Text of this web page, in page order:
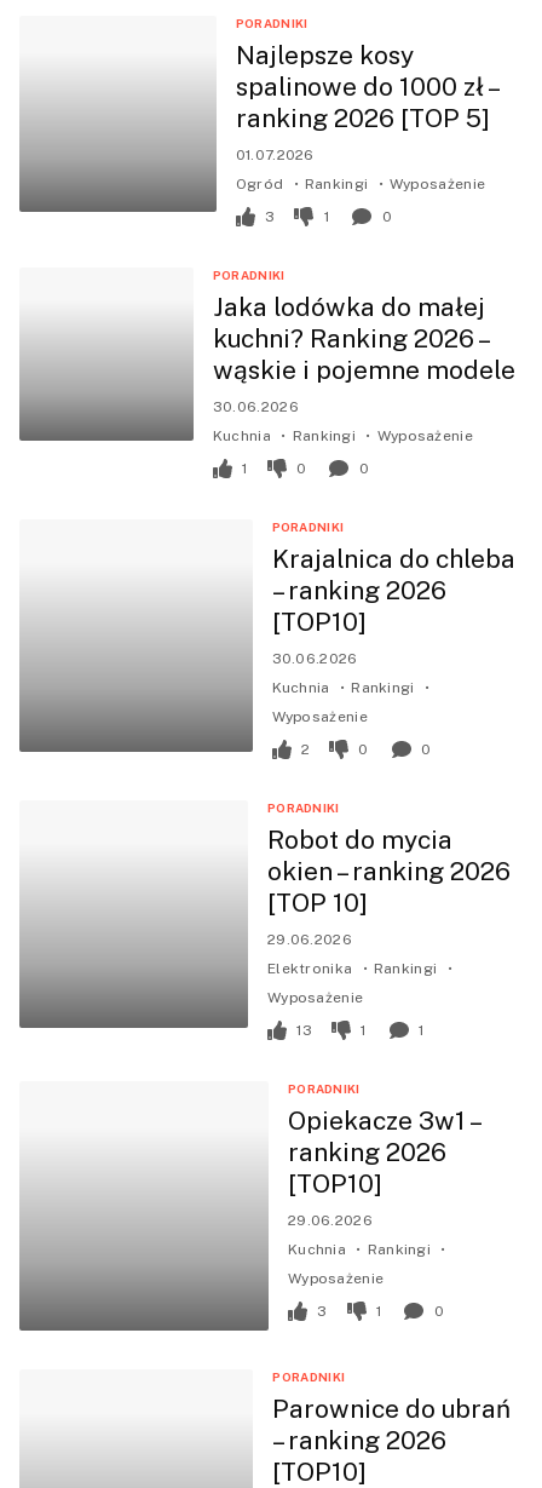
PORADNIKI
01.07.2026
Najlepsze kosy
spalinowe do 1000 zł –
ranking 2026 [TOP 5]
Ogród Rankingi
Wyposażenie
3
1 0
PORADNIKI
30.06.2026
Jaka lodówka do małej
kuchni? Ranking 2026 –
wąskie i pojemne modele
Kuchnia Rankingi
Wyposażenie
1
0 0
PORADNIKI
30.06.2026
Krajalnica do chleba
– ranking 2026
[TOP10]
Kuchnia
Rankingi
Wyposażenie
2
0 0
PORADNIKI
29.06.2026
Robot do mycia
okien – ranking 2026
[TOP 10]
Elektronika
Rankingi
Wyposażenie
13
1 1
PORADNIKI
29.06.2026
Opiekacze 3w1 –
ranking 2026
[TOP10]
Kuchnia
Rankingi
Wyposażenie
3
1 0
PORADNIKI
Parownice do ubrań
– ranking 2026
[TOP10]